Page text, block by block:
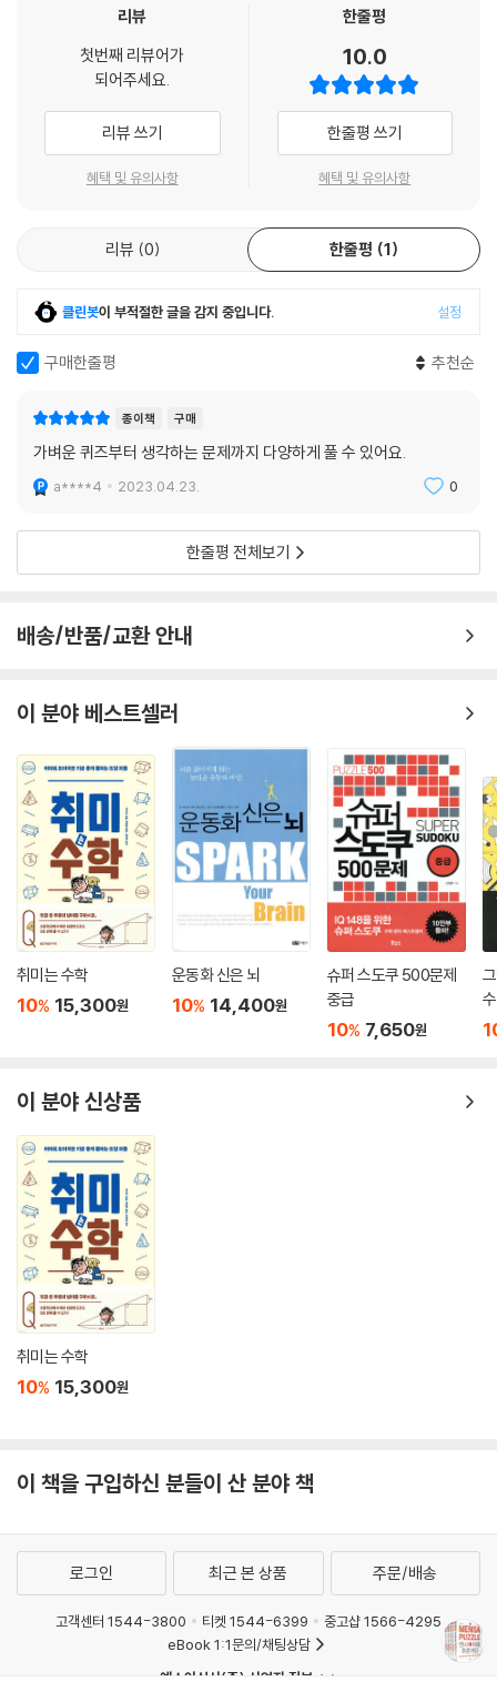
분의 천재성을 깨워줄 것이다.
《멘사퍼즐 논리게임》
문제해결력과 논리력을 키우다
멘사퍼즐은 논리력, 사고력, 문제해결력 등 두뇌 능력을 계발하기 위해 만
들어진 문제다. 퍼즐을 해결하는 데 가장 기초가 되는 능력은 논리력이다.
기 때문이다. 문제 풀이의 핵심은 규칙 찾기로, 답을 찾으려면 우선 규칙을
파악해야 한다. 도형, 숫자, 문자 등 반복적으로 등장하는 패턴이 있는지 살
펴보자. 패턴을 찾았다면 어떠한 원리로 이어지는지 분석한다. 최초의 멘
사인 브리티시 멘사가 만든 퍼즐을 풀다 보면 자연스레 두뇌를 계발할 수
역사, 과학, 예술 등 넓은 분야의 지식을 쌓는 문제부터 숫자와 알파벳 단서
넘나드는 문제가 가득하다. 문제를 새로운 시각으로 바라보고 상상력을 발
율적인 방법이 있는지 끊임없이 고민해보자. 해답을 찾으며 문제해결력을
기르고 규칙을 파악하는 동안 논리력을 키울 수 있다.
집중력과 사고력을 키우다
퍼즐은 치밀하게 설계된 문제의 메커니즘을 이해하고 다양한 시각으로 답
을 추론하는 훈련이다. 퍼즐을 푸는 동안 두뇌의 다양한 사고 영역을 자극
독자가 답을 잘 찾아가도록 안내하는 것 또한 퍼즐 설계자가 고려해야 할
부분이다. 멘사는 바로 이 퍼즐 설계에서 세계 최고 권위를 자랑한다. 누구
에게나 있는 잠재 능력을 깨우고 두뇌를 계발하기 위해 오랜 시간 다양한
퍼즐을 개발해왔다.
또한 이 책의 저자 팀 데도풀로스는 넓은 인문학적 지식을 기반으로, 재치
있고 날카로운 논리가 돋보이는 퍼즐을 만드는 전문가로 국내에서도 그 명
성을 이어오고 있다. 수식에서 사라진 부호를 추리하며 창의력을 키우고,
제멋대로 움직이는 도형의 다음 그림을 유추하며 논리력을 키워보자. 전개
도를 비교해 같은 주사위를 찾는 문제로 공간지각능력까지 기를 수 있다.
이처럼 다양한 유형의 퍼즐이 담겨 있는 건 물론 같은 원리를 활용하더라
도 문제마다 색다르게 풀어내 끝까지 지루하지 않게 풀 수 있다. 그림을 입
체적으로 표현해 퍼즐에 재미를 더한 것은 덤이다. 문제 하나를 끝까지 풀
두뇌를 자극해 지적 쾌감을 높이다
멘사퍼즐은 지적 잠재력을 발견하기 위해 만들어진 아이큐 테스트와 같은
원리로 제작되었다. 퍼즐은 문제에서 단서를 찾아 복잡하게 얽혀 있는 관
계를 논리적으로 따져보고 추론해 정답을 이끌어내는 지적 활동으로 인지
기능을 강화하는 효과도 있다. 기억력이 저하되는 디지털 치매 환자가 늘
어나는 만큼 퍼즐 활동이 더욱 주목받고 있으며 치매 예방과 두뇌 계발의
가장 대표적인 도구로 활용되고 있다.
《멘사퍼즐 아이큐게임》에는 논리적 사고를 키워주는 퍼즐은 물론 부등호
다. 자주 풀어왔던 퍼즐의 유형은 물론 어떤 문제인지 파악하는 데 시간을
쏟아야 하는 퍼즐도 만날 수 있다. 퍼즐을 하나하나 해결해가는 동안 스스
지만 까다로워 보인다고 해서 그냥 지나치지 말자. 오히려 이러한 문제들
느껴질 순간이 찾아오더라도 당황하지 말자. 직관적으로 이해하는 규칙을
때론 낯설게 바라보는 훈련도 두뇌 계발에 도움이 되기 때문이다. 두뇌 능
력은 신체 노화가 진행된다고 해서 퇴화하지 않는다. 두뇌가 자극을 받지
않아 퇴화하는 것이다. 따라서 치매를 예방하고 두뇌를 건강하게 유지하려
리뷰
첫번째 리뷰어가
되어주세요.
리뷰 쓰기
혜택 및 유의사항
한줄평
10.0
한줄평 쓰기
혜택 및 유의사항
리뷰 0 한줄평 1
클린봇이 부적절한 글을 감지 중입니다. 설정
구매한줄평 추천순
종이책 구매
가벼운 퀴즈부터 생각하는 문제까지 다양하게 풀 수 있어요.
a****4 2023.04.23. 0
한줄평 전체보기
배송/반품/교환 안내
이 분야 베스트셀러
취미는 수학
10% 15,300원
운동화 신은 뇌
10% 14,400원
슈퍼 스도쿠 500문제
중급
10% 7,650원
이 분야 신상품
취미는 수학
10% 15,300원
이 책을 구입하신 분들이 산 분야 책
로그인 최근 본 상품 주문/배송
고객센터 1544-3800 티켓 1544-6399
중고샵 1566-4295
eBook 1:1문의/채팅상담
예스이십사(주) 사업자 정보